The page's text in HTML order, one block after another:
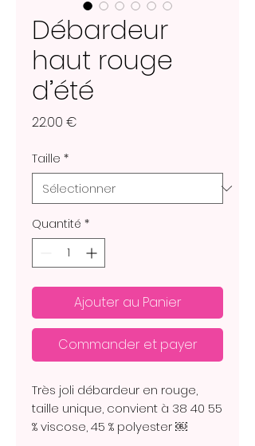
Débardeur
haut rouge
d’été
22.00 €
Taille *
Quantité *
Ajouter au Panier
Commander et payer
Très joli débardeur en rouge,
taille unique, convient à 38 40 55
% viscose, 45 % polyester ￼